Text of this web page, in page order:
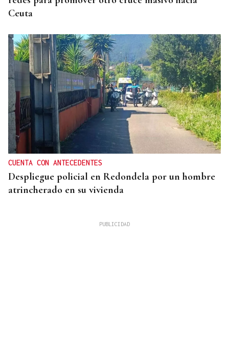
Ceuta
CUENTA CON ANTECEDENTES
Despliegue policial en Redondela por un hombre
atrincherado en su vivienda